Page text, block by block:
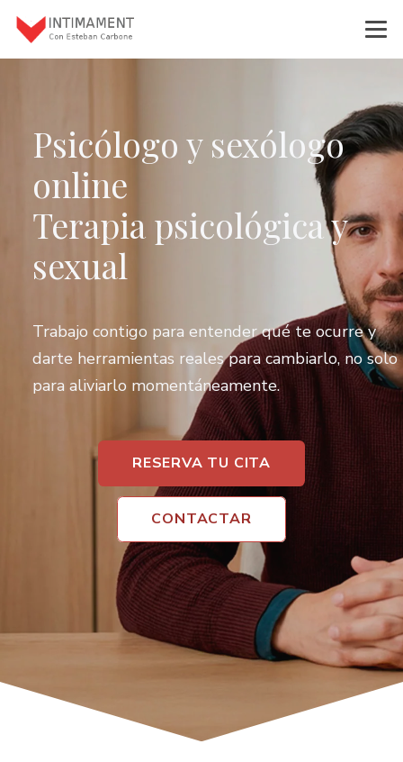
Psicólogo y sexólogo
online
Terapia psicológica y
sexual
Trabajo contigo para entender qué te ocurre y
darte herramientas reales para cambiarlo, no solo
para aliviarlo momentáneamente.
RESERVA TU CITA
CONTACTAR